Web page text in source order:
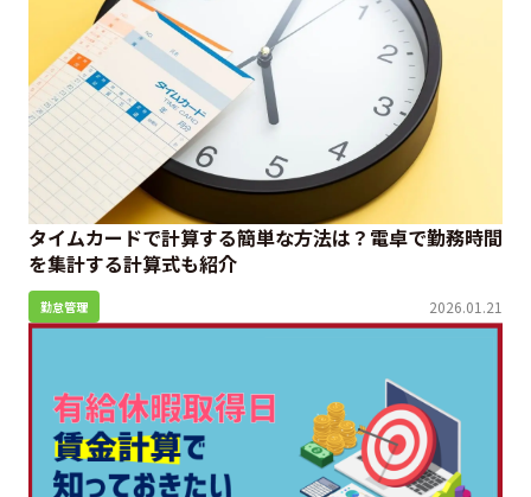
タイムカードで計算する簡単な方法は？電卓で勤務時間
を集計する計算式も紹介
勤怠管理 2026.01.21